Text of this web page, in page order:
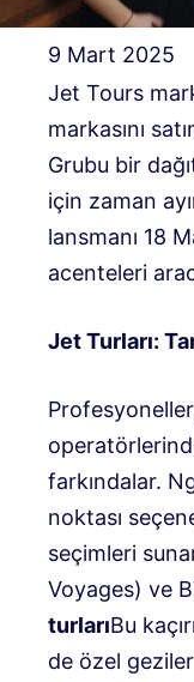
9 Mart 2025
Jet Tours
markasını
Grubu bir
için zaman
lansmanı 18
acenteleri
Jet Turları:
farkındalar.
noktası
seçimleri
Voyages) ve
turlarıBu
de özel